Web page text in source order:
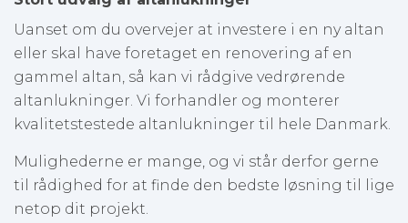
Uanset om du overvejer at investere i en ny altan
eller skal have foretaget en renovering af en
gammel altan, så kan vi rådgive vedrørende
altanlukninger. Vi forhandler og monterer
kvalitetstestede altanlukninger til hele Danmark.
Mulighederne er mange, og vi står derfor gerne
til rådighed for at finde den bedste løsning til lige
netop dit projekt.